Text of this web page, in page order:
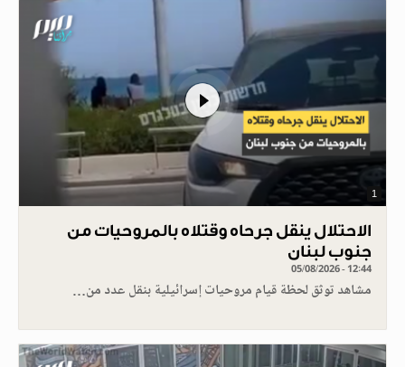
1
الاحتلال ينقل جرحاه وقتلاه بالمروحيات من
جنوب لبنان
05/08/2026 - 12:44
مشاهد توثق لحظة قيام مروحيات إسرائيلية بنقل عدد من…